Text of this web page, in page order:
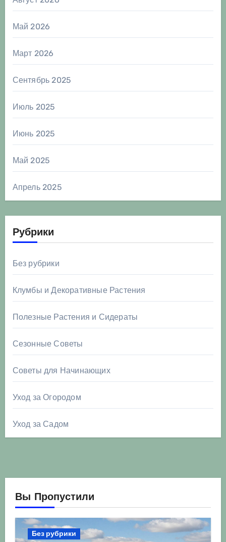
Май 2026
Март 2026
Сентябрь 2025
Июль 2025
Июнь 2025
Май 2025
Апрель 2025
Рубрики
Без рубрики
Клумбы и Декоративные Растения
Полезные Растения и Сидераты
Сезонные Советы
Советы для Начинающих
Уход за Огородом
Уход за Садом
Вы Пропустили
Без рубрики